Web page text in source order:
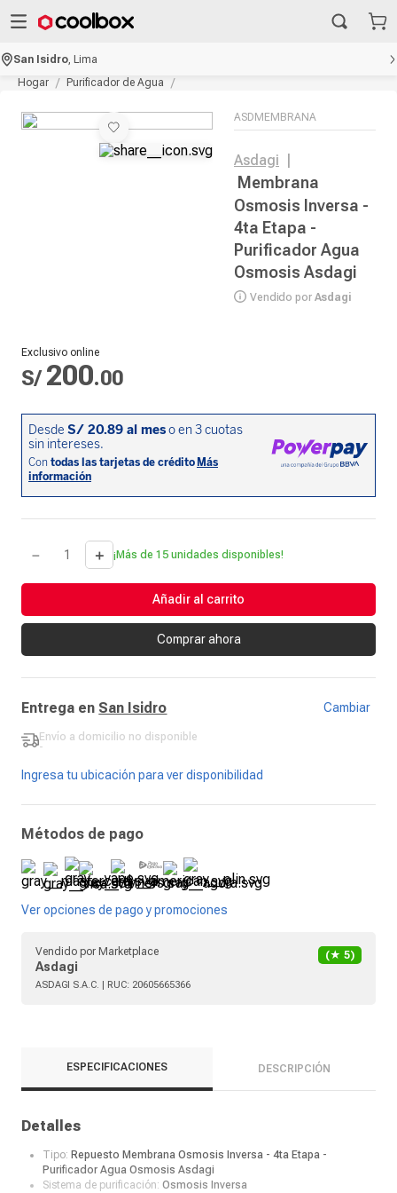
San Isidro ,Lima
Hogar
Purificador de Agua
ASDMEMBRANA
Asdagi
Membrana
Osmosis Inversa -
4ta Etapa -
Purificador Agua
Osmosis Asdagi
Vendido por Asdagi
Exclusivo online
S/ 200.00
＋
－ ¡Más de 15 unidades disponibles!
Añadir al carrito
Comprar ahora
Entrega en San Isidro Cambiar
Envío a domicilio no disponible
-
Ingresa tu ubicación para ver disponibilidad
Métodos de pago
Ver opciones de pago y promociones
Vendido por Marketplace
Asdagi
(★ 5)
ASDAGI S.A.C. | RUC: 20605665366
ESPECIFICACIONES DESCRIPCIÓN
Detalles
Tipo: Repuesto Membrana Osmosis Inversa - 4ta Etapa -
Purificador Agua Osmosis Asdagi
Sistema de purificación: Osmosis Inversa